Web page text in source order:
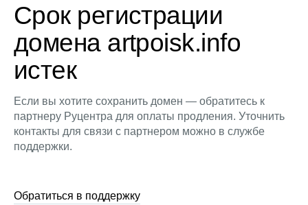
Срок регистрации
домена artpoisk.info
истек
Если вы хотите сохранить домен — обратитесь к
партнеру Руцентра для оплаты продления. Уточнить
контакты для связи с партнером можно в службе
поддержки.
Обратиться в поддержку